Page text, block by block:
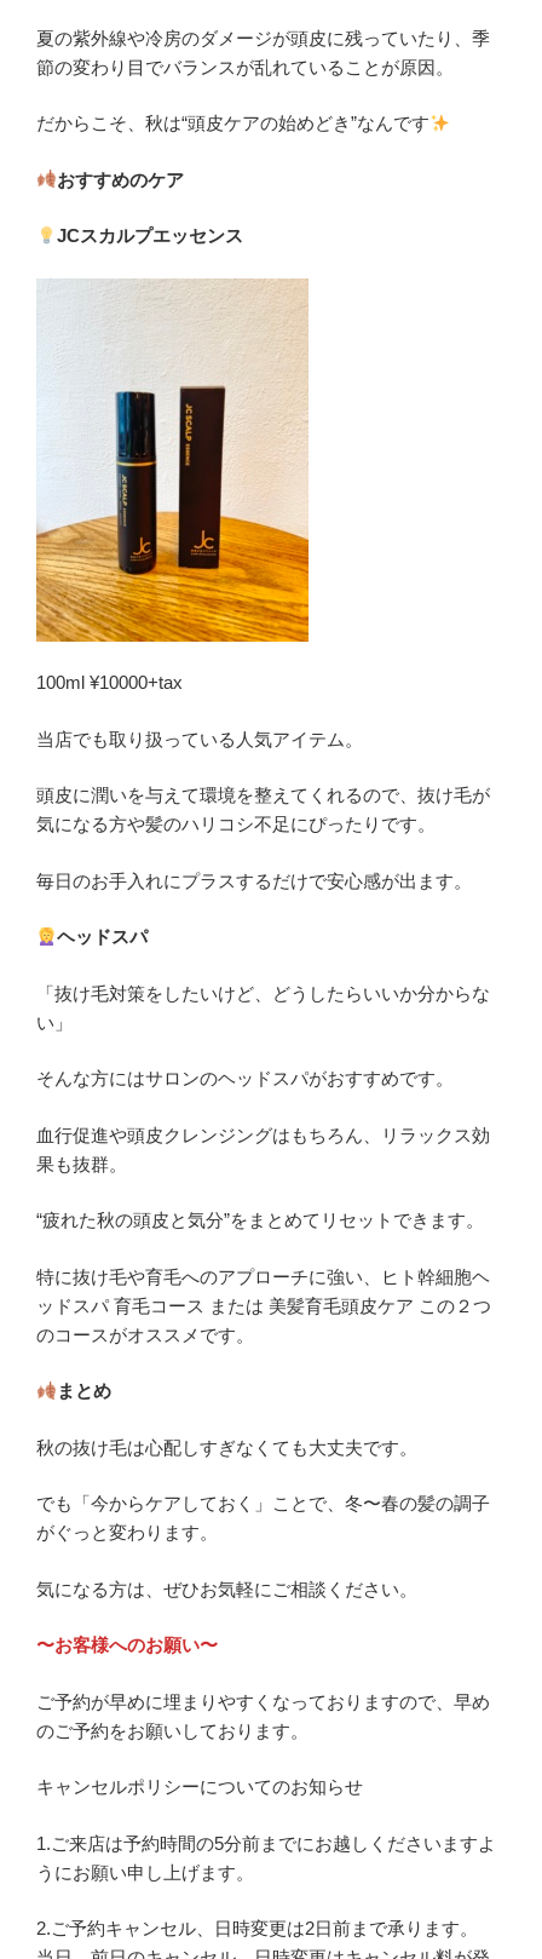
夏の紫外線や冷房のダメージが頭皮に残っていたり、季
節の変わり目でバランスが乱れていることが原因。
だからこそ、秋は“頭皮ケアの始めどき”なんです
おすすめのケア
JCスカルプエッセンス
100ml ¥10000+tax
当店でも取り扱っている人気アイテム。
頭皮に潤いを与えて環境を整えてくれるので、抜け毛が
気になる方や髪のハリコシ不足にぴったりです。
毎日のお手入れにプラスするだけで安心感が出ます。
ヘッドスパ
「抜け毛対策をしたいけど、どうしたらいいか分からな
い」
そんな方にはサロンのヘッドスパがおすすめです。
血行促進や頭皮クレンジングはもちろん、リラックス効
果も抜群。
“疲れた秋の頭皮と気分”をまとめてリセットできます。
特に抜け毛や育毛へのアプローチに強い、ヒト幹細胞ヘ
ッドスパ 育毛コース または 美髪育毛頭皮ケア この２つ
のコースがオススメです。
まとめ
秋の抜け毛は心配しすぎなくても大丈夫です。
でも「今からケアしておく」ことで、冬〜春の髪の調子
がぐっと変わります。
気になる方は、ぜひお気軽にご相談ください。
〜お客様へのお願い〜
ご予約が早めに埋まりやすくなっておりますので、早め
のご予約をお願いしております。
キャンセルポリシーについてのお知らせ
1.ご来店は予約時間の5分前までにお越しくださいますよ
うにお願い申し上げます。
2.ご予約キャンセル、日時変更は2日前まで承ります。